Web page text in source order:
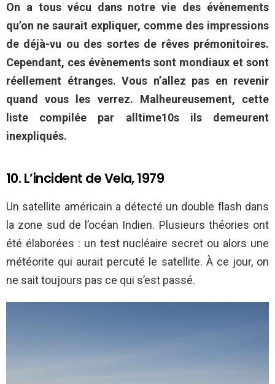
On a tous vécu dans notre vie des évènements
qu’on ne saurait expliquer, comme des impressions
de déjà-vu ou des sortes de rêves prémonitoires.
Cependant, ces évènements sont mondiaux et sont
réellement étranges. Vous n’allez pas en revenir
quand vous les verrez. Malheureusement, cette
liste compilée par alltime10s ils demeurent
inexpliqués.
10. L’incident de Vela, 1979
Un satellite américain a détecté un double flash dans
la zone sud de l’océan Indien. Plusieurs théories ont
été élaborées : un test nucléaire secret ou alors une
météorite qui aurait percuté le satellite. À ce jour, on
ne sait toujours pas ce qui s’est passé.